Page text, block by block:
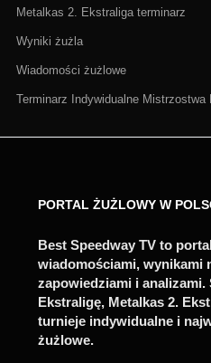
Metalkas 2. Ekstraliga terminarz
Wyniki żużla
Wiadomości żużlowe
Terminarz Indywidualne Mistrzostwa
PORTAL ŻUŻLOWY W
Best Speedway TV to
wiadomościami, wynikami
zapowiedziami i analizami.
Ekstraligę, Metalkas 2.
turnieje indywidualne i
żużlowe.